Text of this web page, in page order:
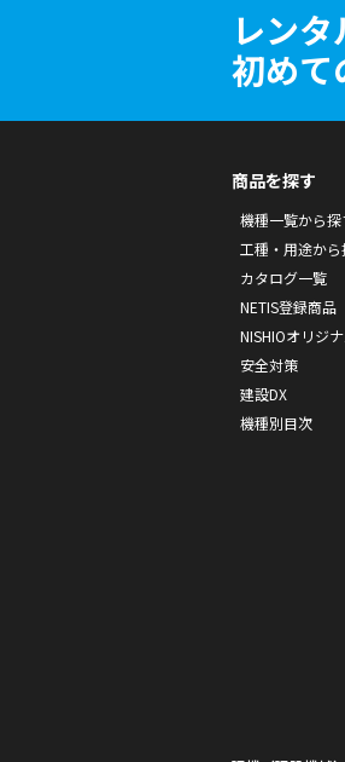
レン
初めて
商品を探す
機種一覧から探
工種・用途から
カタログ一覧
NETIS登録商品
NISHIOオリジ
安全対策
建設DX
機種別目次